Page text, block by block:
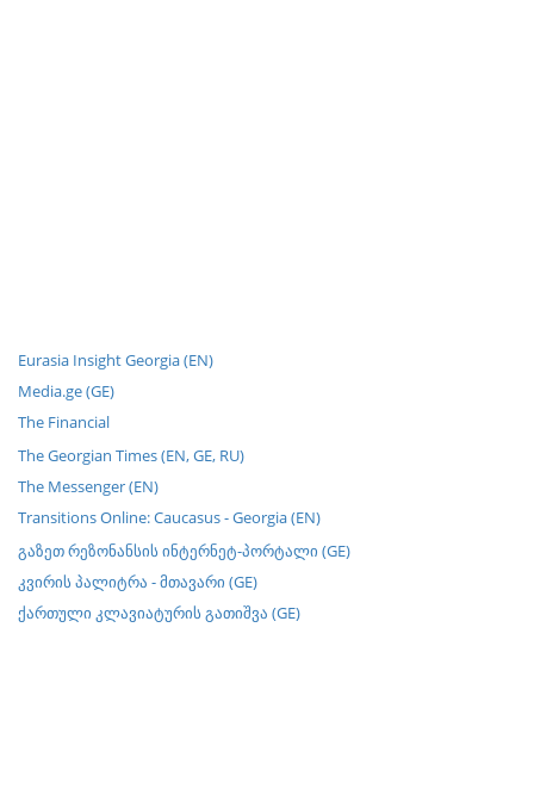
Eurasia Insight Georgia (EN)
Media.ge (GE)
The Financial
The Georgian Times (EN, GE, RU)
The Messenger (EN)
Transitions Online: Caucasus - Georgia (EN)
გაზეთ რეზონანსის ინტერნეტ-პორტალი (GE)
კვირის პალიტრა - მთავარი (GE)
ქართული კლავიატურის გათიშვა (GE)